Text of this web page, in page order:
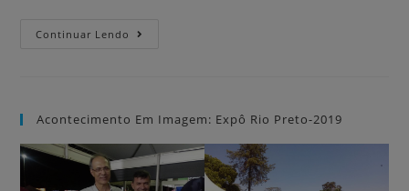
Continuar Lendo
Acontecimento Em Imagem: Expô Rio Preto-2019